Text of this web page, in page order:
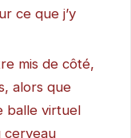
ce que j’y
mis de côté,
alors que
balle virtuel
cerveau